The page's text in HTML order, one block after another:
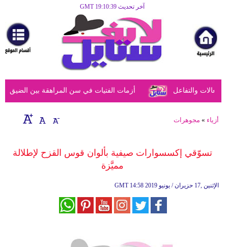
آخر تحديث GMT 19:10:39
مرأة
أزياء
أزياء
إسلامية
أزمات الفتيات في سن المراهقة بين الضيق والتفاعل
أزياء » مجوهرات
تسوّقي إكسسوارات صيفية بألوان قوس القزح لإطلالة
مميَّزة
GMT 14:58 2019 الإثنين ,17 حزيران / يونيو